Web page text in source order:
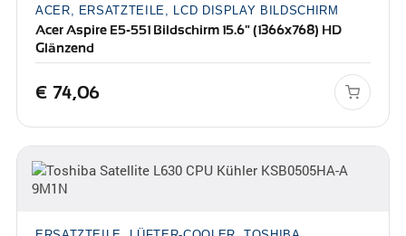
ACER, ERSATZTEILE, LCD DISPLAY BILDSCHIRM
Acer Aspire E5-551 Bildschirm 15.6" (1366x768) HD
Glänzend
€ 74,06